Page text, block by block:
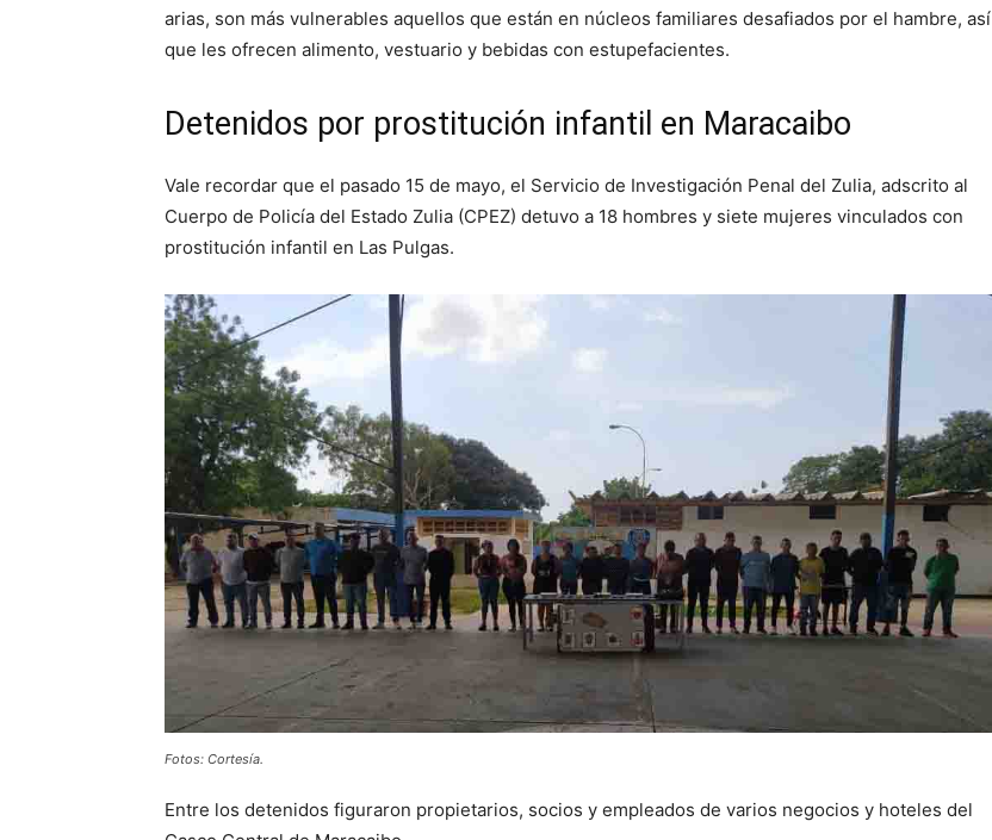
arias, son más vulnerables aquellos que están en núcleos familiares desafiados por el hambre, así
que les ofrecen alimento, vestuario y bebidas con estupefacientes.
Detenidos por prostitución infantil en Maracaibo
Vale recordar que el pasado 15 de mayo, el Servicio de Investigación Penal del Zulia, adscrito al
Cuerpo de Policía del Estado Zulia (CPEZ) detuvo a 18 hombres y siete mujeres vinculados con
prostitución infantil en Las Pulgas.
Fotos: Cortesía.
Entre los detenidos figuraron propietarios, socios y empleados de varios negocios y hoteles del